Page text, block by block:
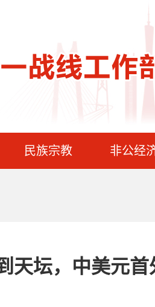
民族宗教 非公经
天坛，中美元